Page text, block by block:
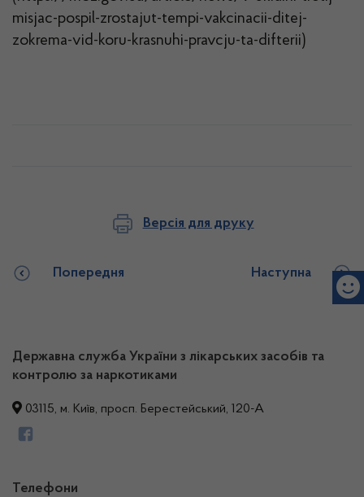
misjac-pospil-zrostajut-tempi-vakcinacii-ditej-
zokrema-vid-koru-krasnuhi-pravcju-ta-difterii)
Версія для друку
Попередня Наступна
Державна служба України з лікарських засобів та
контролю за наркотиками
03115, м. Київ, просп. Берестейський, 120-А
Телефони